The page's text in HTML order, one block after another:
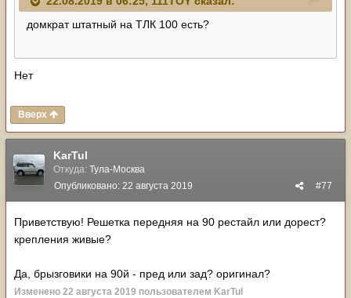
домкрат штатный на ТЛК 100 есть?
Нет
Вверх
KarTul
Откуда: Тула-Москва
#77
Опубликовано: 22 августа 2019
Приветствую! Решетка передняя на 90 рестайл или дорест?
крепления живые?
Да, брызговики на 90й - пред или зад? оригинал?
Изменено 22 августа 2019 пользователем KarTul